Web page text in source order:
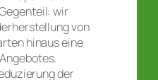
wir
von
hinaus eine
der